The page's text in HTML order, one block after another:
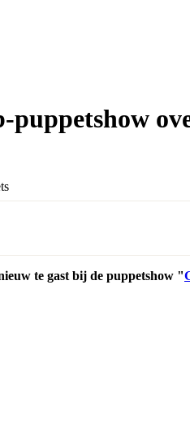
te gast bij de puppetshow "